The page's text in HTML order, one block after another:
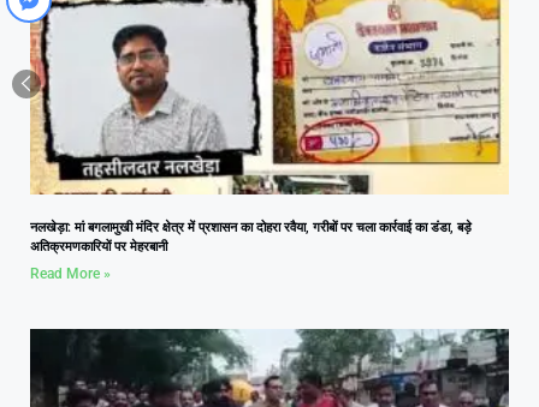
नलखेड़ा: मां बगलामुखी मंदिर क्षेत्र में प्रशासन का दोहरा रवैया, गरीबों पर चला कार्रवाई का डंडा, बड़े
अतिक्रमणकारियों पर मेहरबानी
Read More »